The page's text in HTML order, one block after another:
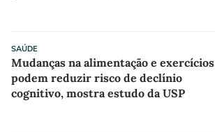
SAÚDE
Mudanças na alimentação e exercícios
podem reduzir risco de declínio
cognitivo, mostra estudo da USP